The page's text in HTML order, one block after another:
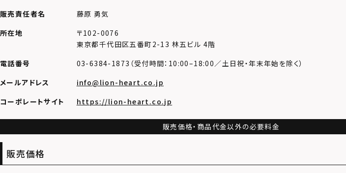
販売責任者名
藤原 勇気
所在地
〒102-0076
東京都千代田区五番町2-13 林五ビル 4階
電話番号
03-6384-1873（受付時間： 10:00–18:00／土日祝・年末年始を除く）
メールアドレス
info@lion-heart.co.jp
コーポレートサイト
https://lion-heart.co.jp
販売価格・商品代金以外の必要料金
販売価格